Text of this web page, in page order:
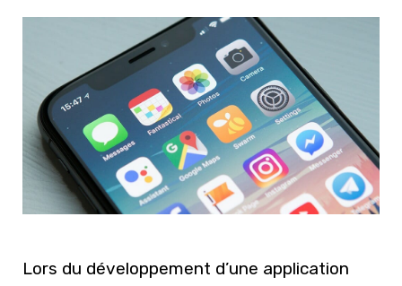
Lors du développement d’une application